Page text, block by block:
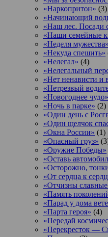
«Наркопритон» (3)
«Начинающий
«Наш лес. Посади
«Наши семейные
«Неделя мужества»
«Некуда спешить»
«Нелегал» (4)
«Нелегальный
«Нет ненависти и
«Нетрезвый
«Новогоднее чудо»
«Ночь в парке» (2)
«Один день с
«Один щелчок
«Окна России» (1)
«Опасный груз»
«Оружие Победы»
«Оставь
«Осторожно,
«От сердца к
«Отчизны
«Память
«Парад у дома
«Парта героя» (4)
«Передай
«Перекресток —